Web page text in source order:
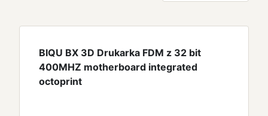
BIQU BX 3D Drukarka FDM z 32 bit
400MHZ motherboard integrated
octoprint